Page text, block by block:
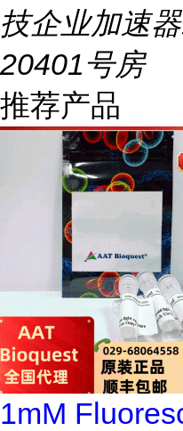
技企业加速
20401号房
推荐产品
1mM